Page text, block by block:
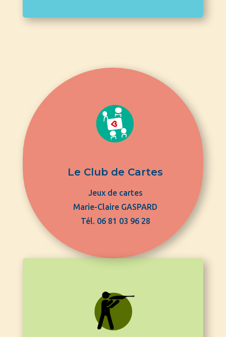
Le Club de Cartes
Jeux de cartes
Marie-Claire GASPARD
Tél. 06 81 03 96 28